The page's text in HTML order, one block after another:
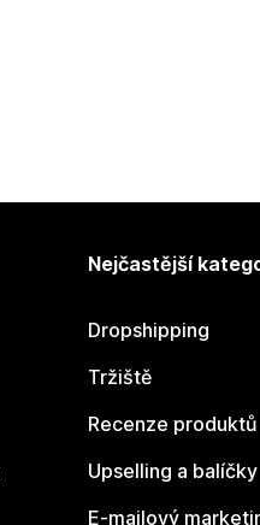
Nejčastější
Dropshipping
Tržiště
Recenze produktů
Upselling a balíčky
E-mailový